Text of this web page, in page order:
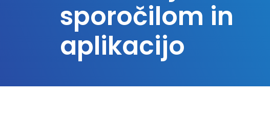
sporočilom in
aplikacijo